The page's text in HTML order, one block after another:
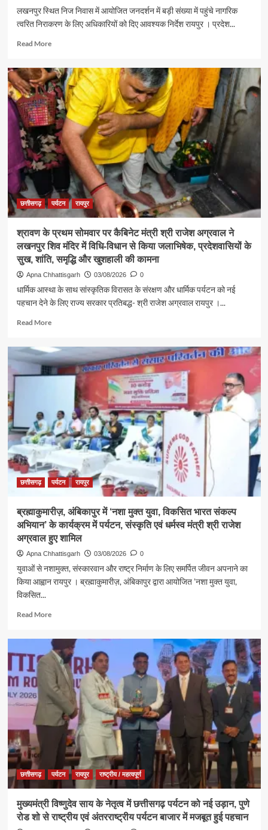
लखनपुर स्थित निज निवास में आयोजित जनदर्शन में बड़ी संख्या में पहुंचे नागरिक
त्वरित निराकरण के लिए अधिकारियों को दिए आवश्यक निर्देश रायपुर । प्रदेश...
Read MoreRead
पर्यटन
एवं
संस्कृति
मंत्री
श्री
राजेश
अग्रवाल
ने
जनदर्शन
सुनीं
आमजन
की
छत्तीसगढ़ पर्यटन रायपुर
श्रावण के प्रथम सोमवार पर कैबिनेट मंत्री श्री राजेश अग्रवाल ने
लखनपुर शिव मंदिर में विधि-विधान से किया जलाभिषेक, प्रदेशवासियों के
सुख, शांति, समृद्धि और खुशहाली की कामना
Apna Chhattisgarh 03/08/2026 0
धार्मिक आस्था के साथ सांस्कृतिक विरासत के संरक्षण और धार्मिक पर्यटन को नई
पहचान देने के लिए राज्य सरकार प्रतिबद्ध- श्री राजेश अग्रवाल रायपुर ।...
Read MoreRead
श्रावण
के
प्रथम
कैबिनेट
मंत्री
श्री
राजेश
अग्रवाल
ने
लखनपुर
में
विधि-
विधान
से
जलाभिषेक,
प्रदेशवासियों
शांति,
और
खुशहाली
की
कामना
छत्तीसगढ़ पर्यटन रायपुर
ब्रह्माकुमारीज़, अंबिकापुर में ‘नशा मुक्त युवा, विकसित भारत संकल्प
अभियान’ के कार्यक्रम में पर्यटन, संस्कृति एवं धर्मस्व मंत्री श्री राजेश
अग्रवाल हुए शामिल
Apna Chhattisgarh 03/08/2026 0
युवाओं से नशामुक्त, संस्कारवान और राष्ट्र निर्माण के लिए समर्पित जीवन अपनाने का
किया आह्वान रायपुर । ब्रह्माकुमारीज़, अंबिकापुर द्वारा आयोजित ’नशा मुक्त युवा,
विकसित...
Read MoreRead
ब्रह्माकुमारीज़,
अंबिकापुर
मुक्त
युवा,
विकसित
भारत
संकल्प
अभियान’
कार्यक्रम
संस्कृति
एवं
छत्तीसगढ़ पर्यटन रायपुर राष्ट्रीय / महत्वपूर्ण
मुख्यमंत्री विष्णुदेव साय के नेतृत्व में छत्तीसगढ़ पर्यटन को नई उड़ान, पुणे
रोड शो से राष्ट्रीय एवं अंतरराष्ट्रीय पर्यटन बाजार में मजबूत हुई पहचान